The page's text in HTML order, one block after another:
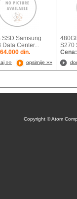
SSD Samsung
Data Center...
64.000 din.
»» opsirnije »»
S270
Copyright © Atom